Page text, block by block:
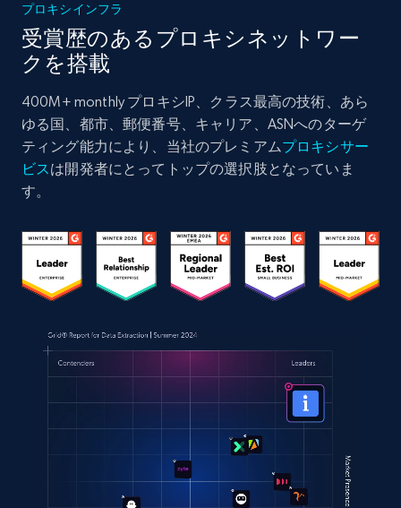
プロキシインフラ
受賞歴のあるプロキシネットワー
クを搭載
400M+ monthly プロキシIP、クラス最高の技術、あら
ゆる国、都市、郵便番号、キャリア、ASNへのターゲ
ティング能力により、当社のプレミアムプロキシサー
ビスは開発者にとってトップの選択肢となっていま
す。